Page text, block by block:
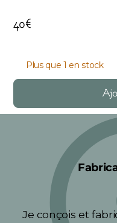
40€
Plus que 1 en stock
Je conçois et